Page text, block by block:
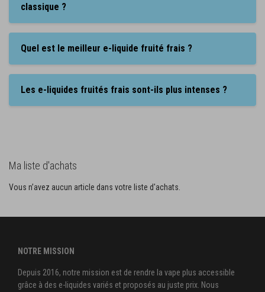
classique ?
Quel est le meilleur e-liquide fruité frais ?
Les e-liquides fruités frais sont-ils plus intenses ?
Ma liste d'achats
Vous n’avez aucun article dans votre liste d'achats.
NOTRE MISSION
Depuis 2016, notre mission est de rendre la vape plus accessible
grâce à des e-liquides variés et proposés au juste prix. Nous